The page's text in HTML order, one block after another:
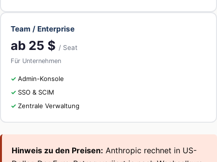
Team / Enterprise
ab 25 $ / Seat
Für Unternehmen
Admin-Konsole
SSO & SCIM
Zentrale Verwaltung
Hinweis zu den Preisen: Anthropic rechnet in US-